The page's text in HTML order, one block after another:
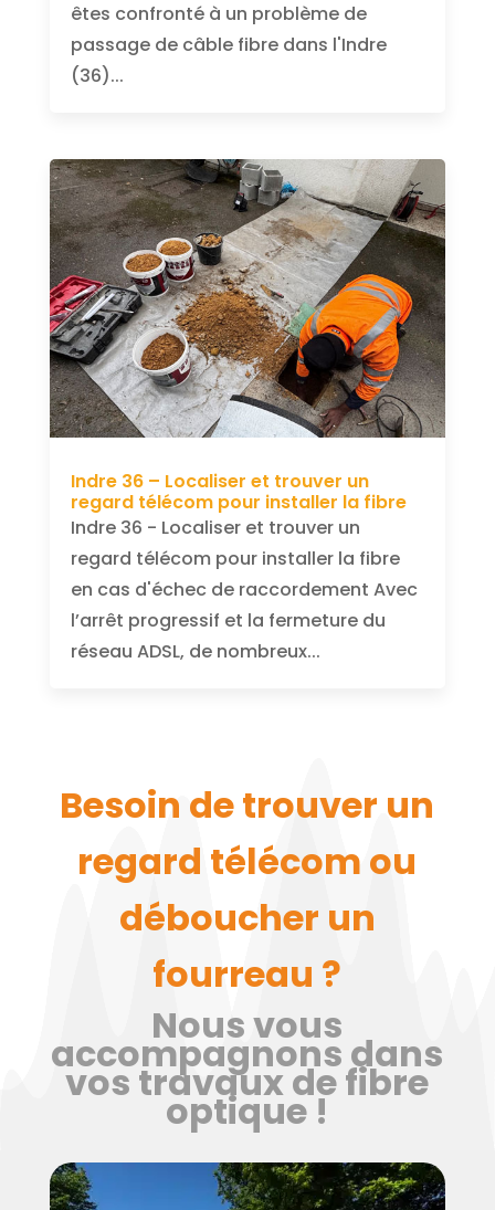
êtes confronté à un problème de
passage de câble fibre dans l'Indre
(36)...
Indre 36 – Localiser et trouver un
regard télécom pour installer la fibre
Indre 36 - Localiser et trouver un
regard télécom pour installer la fibre
en cas d'échec de raccordement Avec
l’arrêt progressif et la fermeture du
réseau ADSL, de nombreux...
Besoin de trouver un
regard télécom ou
déboucher un
fourreau ?
Nous vous
accompagnons dans
vos travaux de fibre
optique !